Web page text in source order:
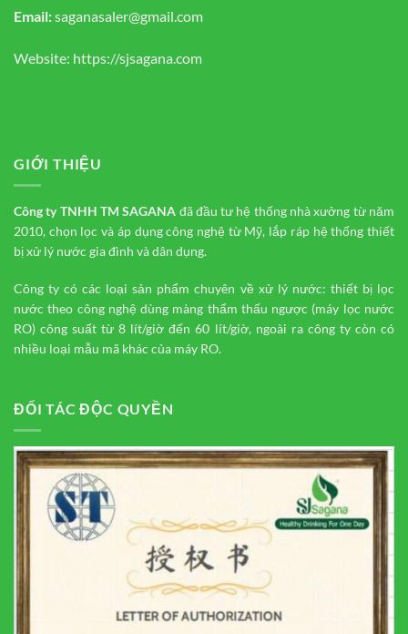
Email:saganasaler@gmail.com
Website: https://sjsagana.com
GIỚI THIỆU
Công ty TNHH TMSAGANA đã đầu tư hệ thống nhà xưởng từ năm
2010, chọn lọc và áp dụng công nghệ từ Mỹ, lắp ráp hệ thống thiết
bị xử lý nước gia đình và dân dụng.
Công ty có các loại sản phẩm chuyên về xử lý nước: thiết bị lọc
nước theo công nghệ dùng màng thẩm thấu ngược (máy lọc nước
RO) công suất từ 8 lít/giờ đến 60 lít/giờ, ngoài ra công ty còn có
nhiều loại mẫu mã khác của máy RO.
ĐỐI TÁC ĐỘC QUYỀN